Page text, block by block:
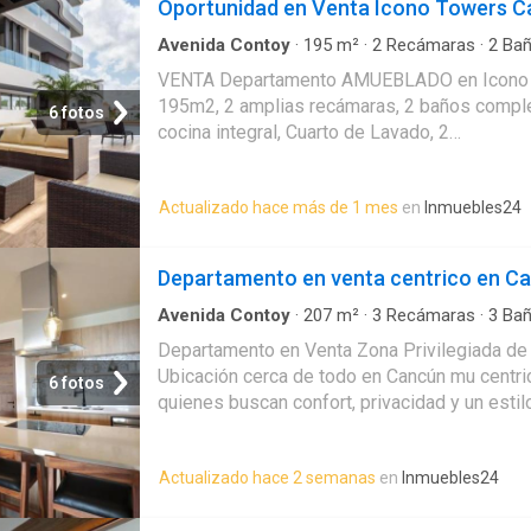
necesitas.PLANTA BAJAImpresionante sala
altura que brinda amplitud y elegancia
librero empotrado en fina madera.Cocina
equipada con refrigerador, estufa,
amplia despensa.Medio baño para
ideal para reuniones y momentos de
recámaras.La recámara principal destaca por
vestidor, clóset y baño privado.Segunda
6 fotos
Oportunidad en Venta Icono Towers
Avenida Contoy · 195 m² · 2 Recámaras · 2
VENTA Departamento AMUEBLADO en
195m2, 2 amplias recámaras, 2 baños
cocina integral, Cuarto de Lavado, 2
gym, deli mart, kids club, business center,
lobby, seguridad.Precio $7,700,000
Actualizado hace más de 1 mes en Inmuebles24
6 fotos
Departamento en venta centrico en
Avenida Contoy · 207 m² · 3 Recámaras · 3
Departamento en Venta Zona Privilegiada de
Ubicación cerca de todo en Cancún mu
quienes buscan confort, privacidad y un
accesibilidad de la ciudad.El departamento
excelente distribución en un solo nivel y
bien iluminados:? Distribución3 recámaras
Actualizado hace 2 semanas en Inmuebles24